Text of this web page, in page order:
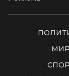
МИР